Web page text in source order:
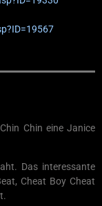
Chin eine Janice
Das interessante
Cheat Boy Cheat